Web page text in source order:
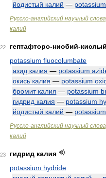
йодистый калий —
Русско-английский научный
калий
22
гептафторо-ниобий-
potassium fluocolumbate
азид калия — potassium
окись калия — potassium
бромит калия — potassium
гидрид калия — potassium
йодистый калий —
Русско-английский научный
калий
23
гидрид калия
potassium hydride